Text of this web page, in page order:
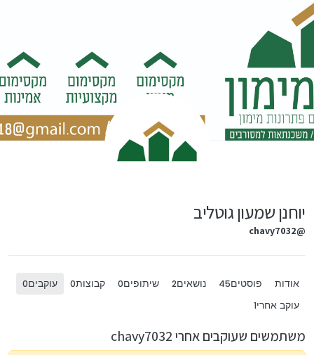
דילוג לתוכן
יוחנן שמעון גוטליב
@chavy7032
אודות פוסטים45 נושאים2 שיתופים0 קבוצות0 עוקבים0
עוקב אחרי1
משתמשים שעוקבים אחרי chavy7032